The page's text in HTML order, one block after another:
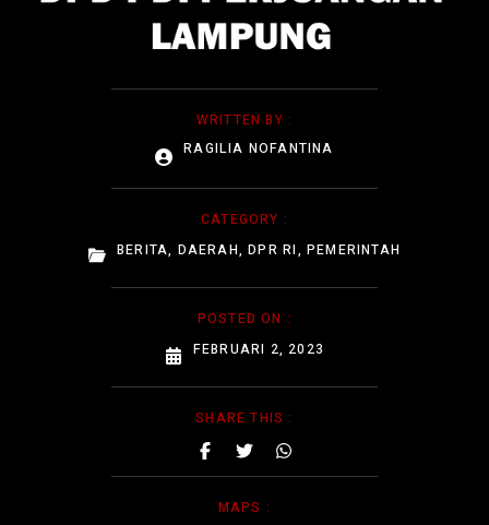
WRITTEN BY :
RAGILIA NOFANTINA
CATEGORY :
BERITA, DAERAH,DPR RI, PEMERINTAH
POSTED ON :
FEBRUARI 2, 2023
SHARE THIS :
MAPS :